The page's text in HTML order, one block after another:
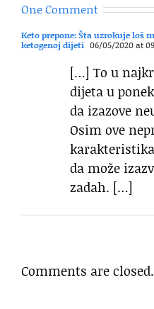
One Comment
Keto prepone: Šta uzrokuje loš
ketogenoj dijeti 06/05/2020 at
[…] To u
dijeta u
da izazove
Osim ove
da može
zadah. […]
Comments are closed.